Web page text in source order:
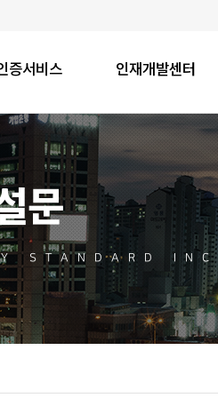
증서비스 인재개발센터
문
STANDARD INC